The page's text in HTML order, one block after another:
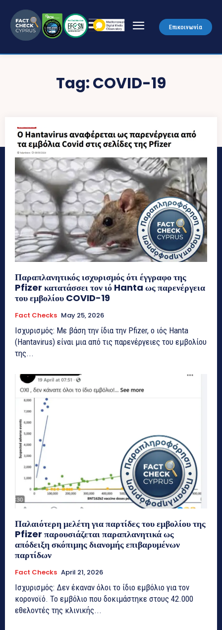
Επικοινωνία
Tag:COVID-19
Παραπλανητικός ισχυρισμός ότι έγγραφο της
Pfizer κατατάσσει τον ιό Hanta ως παρενέργεια
του εμβολίου COVID-19
Fact Checks May 25, 2026
Ισχυρισμός: Με βάση την ίδια την Pfizer, ο ιός Hanta
(Hantavirus) είναι μια από τις παρενέργειες του εμβολίου
της...
Παλαιότερη μελέτη για παρτίδες του εμβολίου της
Pfizer παρουσιάζεται παραπλανητικά ως
απόδειξη σκόπιμης διανομής επιβαρυμένων
παρτίδων
Fact Checks April 21, 2026
Ισχυρισμός: Δεν έκαναν όλοι το ίδιο εμβόλιο για τον
κορονοϊό. Το εμβόλιο που δοκιμάστηκε στους 42.000
εθελοντές της κλινικής...